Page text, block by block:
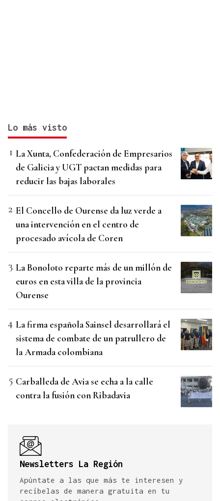
Lo más visto
La Xunta, Confederación de Empresarios
de Galicia y UGT pactan medidas para
reducir las bajas laborales
El Concello de Ourense da luz verde a
una intervención en el centro de
procesado avícola de Coren
La Bonoloto reparte más de un millón de
euros en esta villa de la provincia
Ourense
La firma española Sainsel desarrollará el
sistema de combate de un patrullero de
la Armada colombiana
Carballeda de Avia se echa a la calle
contra la fusión con Ribadavia
Newsletters La Región
Apúntate a las que más te interesen y
recíbelas de manera gratuita en tu